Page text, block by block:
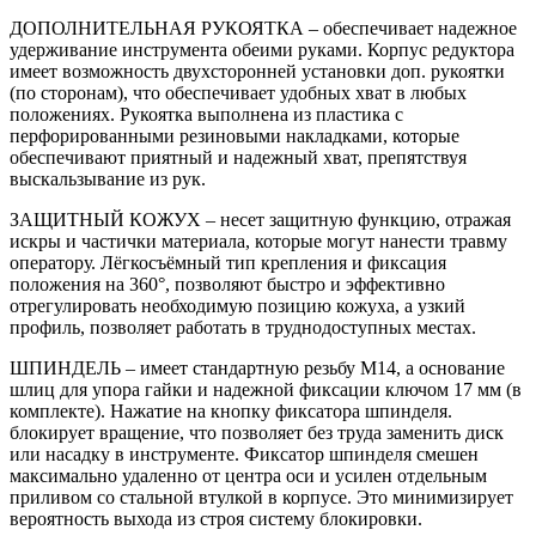
ДОПОЛНИТЕЛЬНАЯ РУКОЯТКА – обеспечивает надежное
удерживание инструмента обеими руками. Корпус редуктора
имеет возможность двухсторонней установки доп. рукоятки
(по сторонам), что обеспечивает удобных хват в любых
положениях. Рукоятка выполнена из пластика с
перфорированными резиновыми накладками, которые
обеспечивают приятный и надежный хват, препятствуя
выскальзывание из рук.
ЗАЩИТНЫЙ КОЖУХ – несет защитную функцию, отражая
искры и частички материала, которые могут нанести травму
оператору. Лёгкосъёмный тип крепления и фиксация
положения на 360°, позволяют быстро и эффективно
отрегулировать необходимую позицию кожуха, а узкий
профиль, позволяет работать в труднодоступных местах.
ШПИНДЕЛЬ – имеет стандартную резьбу М14, а основание
шлиц для упора гайки и надежной фиксации ключом 17 мм (в
комплекте). Нажатие на кнопку фиксатора шпинделя.
блокирует вращение, что позволяет без труда заменить диск
или насадку в инструменте. Фиксатор шпинделя смешен
максимально удаленно от центра оси и усилен отдельным
приливом со стальной втулкой в корпусе. Это минимизирует
вероятность выхода из строя систему блокировки.